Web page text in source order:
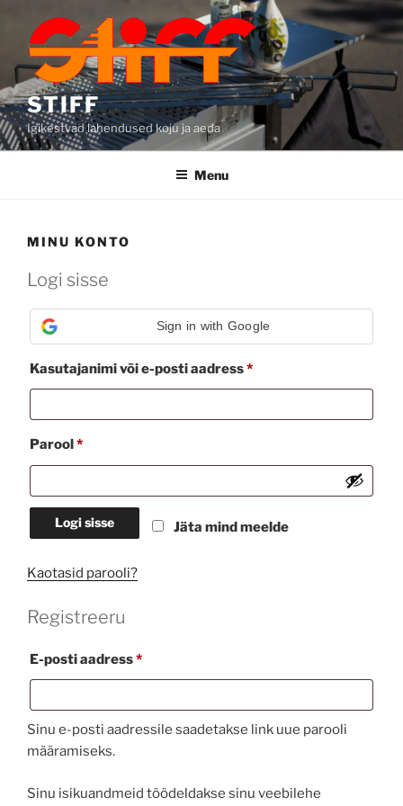
content
STIFF
Igikestvad lahendused koju ja aeda
Menu
MINU KONTO
Logi sisse
Sign in with Google
Kasutajanimi või e-posti aadress*Nõutud
Parool *Nõutud
Jäta mind meelde
Logi sisse
Kaotasid parooli?
Registreeru
E-posti aadress*Nõutud
Sinu e-posti aadressile saadetakse link uue parooli
määramiseks.
Sinu isikuandmeid töödeldakse sinu veebilehe